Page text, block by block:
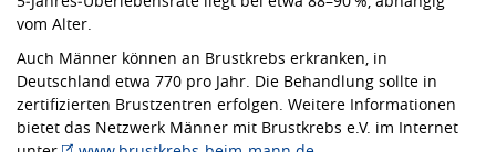
vom Alter.
Auch Männer können an Brustkrebs erkranken, in
Deutschland etwa 770 pro Jahr. Die Behandlung sollte in
zertifizierten Brustzentren erfolgen. Weitere Informationen
bietet das Netzwerk Männer mit Brustkrebs e.V. im Internet